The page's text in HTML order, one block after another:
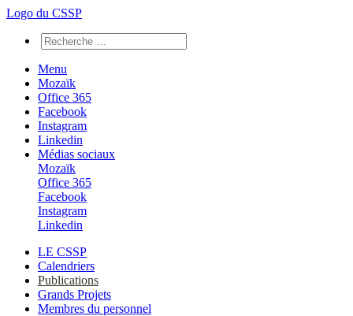
Logo du CSSP
Menu
Mozaïk
Office 365
Facebook
Instagram
Linkedin
Médias sociaux
Mozaïk
Office 365
Facebook
Instagram
Linkedin
LE CSSP
Calendriers
Publications
Grands Projets
Membres du personnel